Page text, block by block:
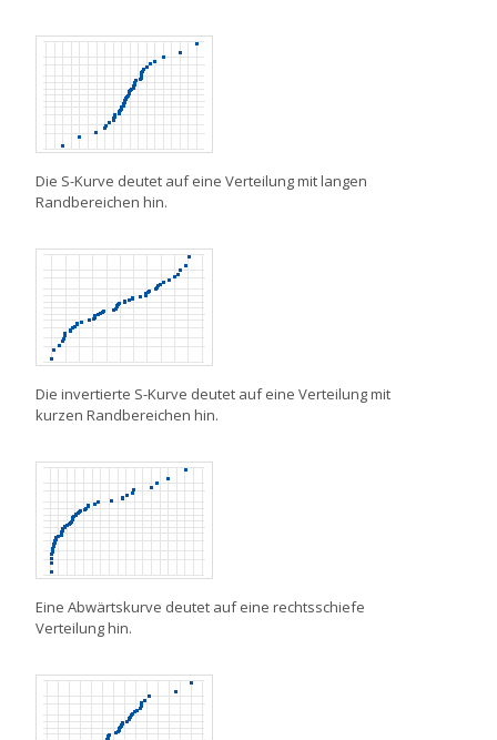
Die S-Kurve deutet auf eine Verteilung mit langen
Randbereichen hin.
Die invertierte S-Kurve deutet auf eine Verteilung mit
kurzen Randbereichen hin.
Eine Abwärtskurve deutet auf eine rechtsschiefe
Verteilung hin.